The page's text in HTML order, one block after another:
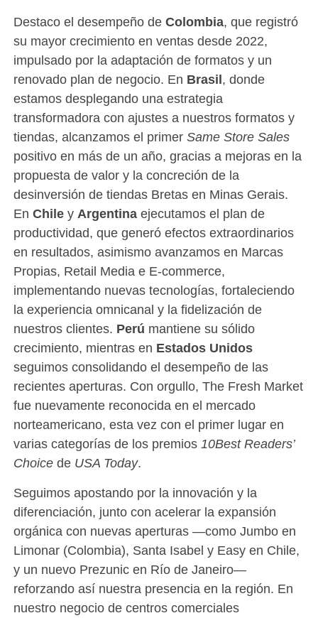
Destaco el desempeño de Colombia, que registró
su mayor crecimiento en ventas desde 2022,
impulsado por la adaptación de formatos y un
renovado plan de negocio. En Brasil, donde
estamos desplegando una estrategia
transformadora con ajustes a nuestros formatos y
tiendas, alcanzamos el primer Same Store Sales
positivo en más de un año, gracias a mejoras en la
propuesta de valor y la concreción de la
desinversión de tiendas Bretas en Minas Gerais.
En Chiley Argentinaejecutamos el plan de
productividad, que generó efectos extraordinarios
en resultados, asimismo avanzamos en Marcas
Propias, Retail Media e E-commerce,
implementando nuevas tecnologías, fortaleciendo
la experiencia omnicanal y la fidelización de
nuestros clientes. Perú mantiene su sólido
crecimiento, mientras en Estados Unidos
seguimos consolidando el desempeño de las
recientes aperturas. Con orgullo, The Fresh Market
fue nuevamente reconocida en el mercado
norteamericano, esta vez con el primer lugar en
varias categorías de los premios 10Best Readers’
Choicede USA Today.
Seguimos apostando por la innovación y la
diferenciación, junto con acelerar la expansión
orgánica con nuevas aperturas —como Jumbo en
Limonar (Colombia), Santa Isabel y Easy en Chile,
y un nuevo Prezunic en Río de Janeiro—
reforzando así nuestra presencia en la región. En
nuestro negocio de centros comerciales